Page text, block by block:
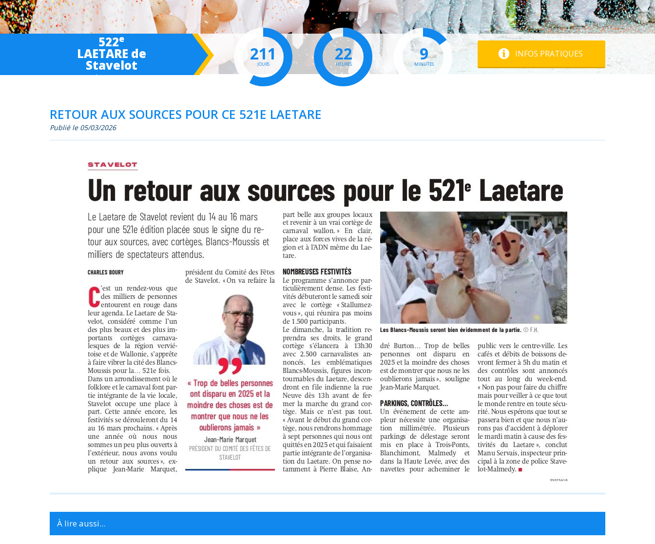
522e
LAETARE de
Stavelot
March 6-7-8 2027
211
JOURS
22
HEURES
9
MINUTES
INFOS PRATIQUES
RETOUR AUX SOURCES POUR CE 521E LAETARE
Publié le 05/03/2026
À lire aussi...